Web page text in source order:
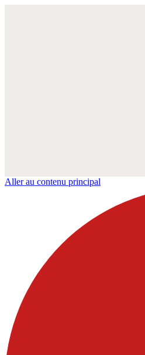
Aller au contenu principal